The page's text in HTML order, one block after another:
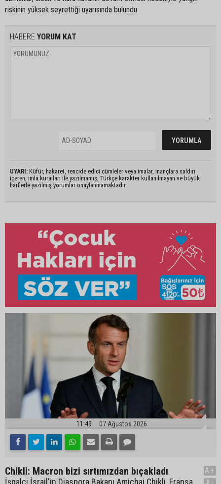
riskinin yüksek seyrettiği uyarısında bulundu.
HABERE YORUM KAT
UYARI: Küfür, hakaret, rencide edici cümleler veya imalar, inançlara saldırı
içeren, imla kuralları ile yazılmamış, Türkçe karakter kullanılmayan ve büyük
harflerle yazılmış yorumlar onaylanmamaktadır.
11:49 07 Ağustos 2026
Chikli: Macron bizi sırtımızdan bıçakladı
İşgalci İsrail'in Diaspora Bakanı Amichai Chikli, Fransa
A+